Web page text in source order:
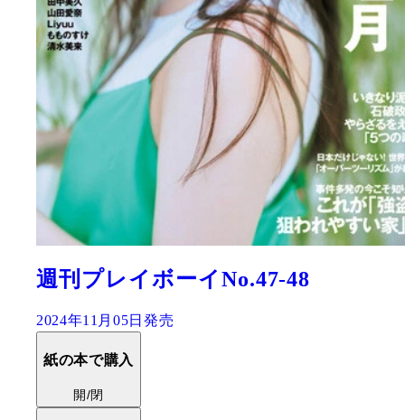
週刊プレイボーイNo.47-48
2024年11月05日発売
紙の本で購入
開/閉